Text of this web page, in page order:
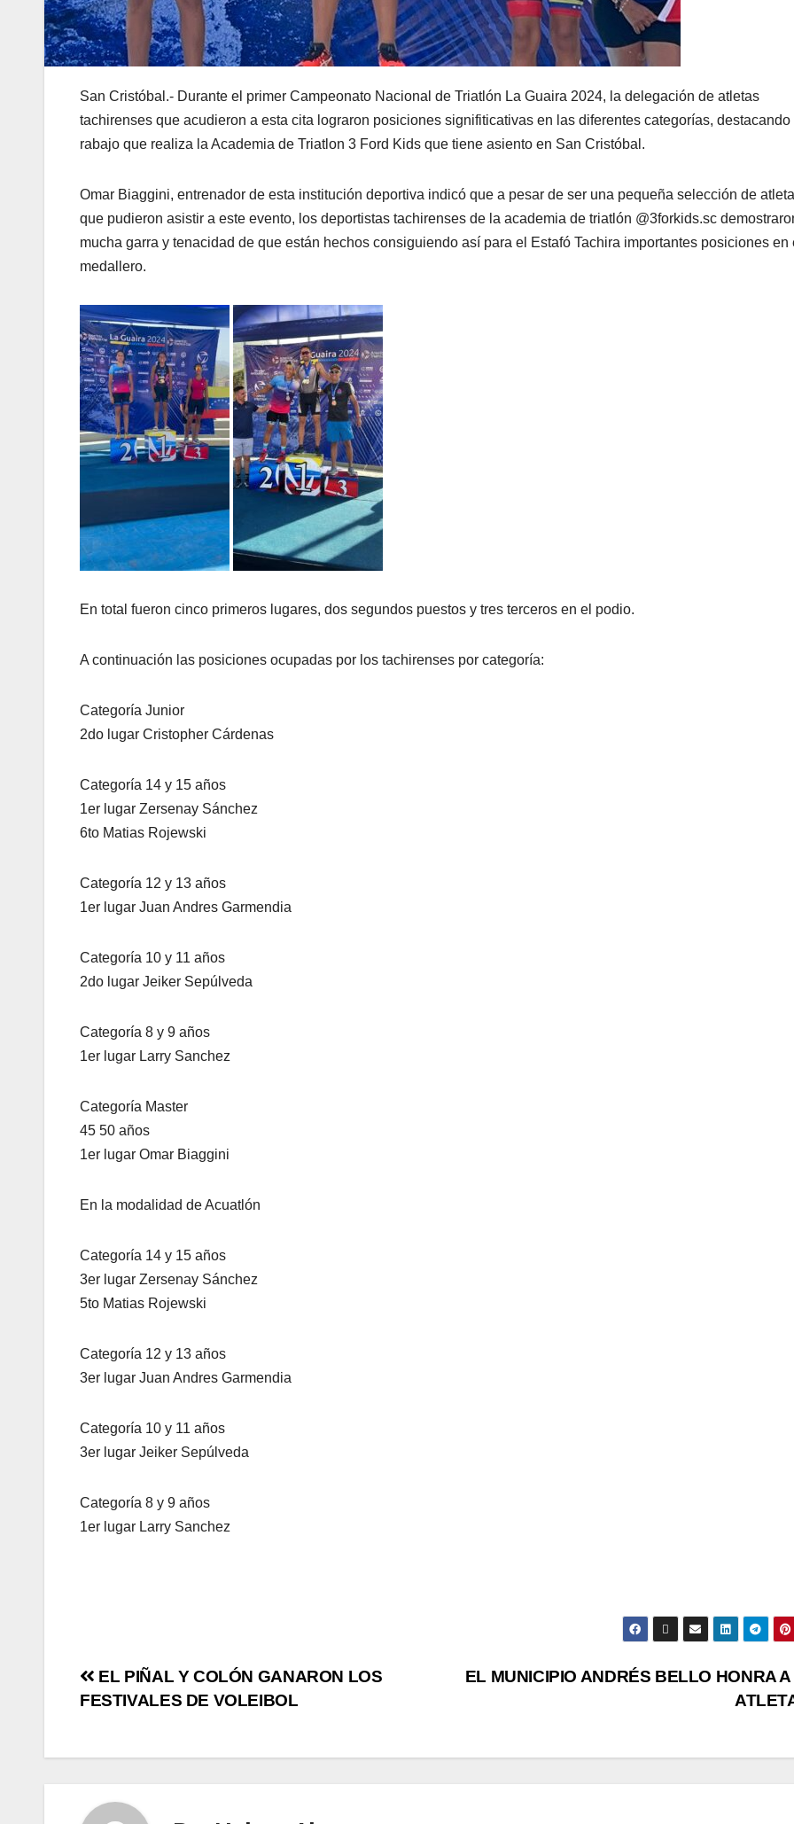
San Cristóbal.- Durante el primer Campeonato Nacional de Triatlón La Guaira 2024, la delegación de atletas
tachirenses que acudieron a esta cita lograron posiciones signifiticativas en las diferentes categorías, destacando
rabajo que realiza la Academia de Triatlon 3 Ford Kids que tiene asiento en San Cristóbal.
Omar Biaggini, entrenador de esta institución deportiva indicó que a pesar de ser una pequeña selección de
que pudieron asistir a este evento, los deportistas tachirenses de la academia de triatlón @3forkids.sc
mucha garra y tenacidad de que están hechos consiguiendo así para el Estafó Tachira importantes posiciones en
medallero.
En total fueron cinco primeros lugares, dos segundos puestos y tres terceros en el podio.
A continuación las posiciones ocupadas por los tachirenses por categoría:
Categoría Junior
2do lugar Cristopher Cárdenas
Categoría 14 y 15 años
1er lugar Zersenay Sánchez
6to Matias Rojewski
Categoría 12 y 13 años
1er lugar Juan Andres Garmendia
Categoría 10 y 11 años
2do lugar Jeiker Sepúlveda
Categoría 8 y 9 años
1er lugar Larry Sanchez
Categoría Master
45 50 años
1er lugar Omar Biaggini
En la modalidad de Acuatlón
Categoría 14 y 15 años
3er lugar Zersenay Sánchez
5to Matias Rojewski
Categoría 12 y 13 años
3er lugar Juan Andres Garmendia
Categoría 10 y 11 años
3er lugar Jeiker Sepúlveda
Categoría 8 y 9 años
1er lugar Larry Sanchez
EL MUNICIPIO ANDRÉS BELLO HONRA
EL PIÑAL Y COLÓN GANARON LOS
FESTIVALES DE VOLEIBOL